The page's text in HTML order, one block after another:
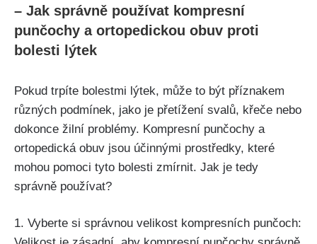
– Jak správně používat ​kompresní
punčochy a ortopedickou⁢ obuv proti
bolesti lýtek
Pokud trpíte bolestmi lýtek, může ⁣to být⁢ příznakem
⁣různých ⁣podmínek,‌ jako je přetížení ‍svalů, křeče nebo
dokonce žilní problémy. Kompresní‍ punčochy a
ortopedická ​obuv jsou⁣ účinnými prostředky, ‌které
mohou pomoci‌ tyto bolesti​ zmírnit.⁤ Jak je tedy
správně používat?
1. ⁣Vyberte si správnou‌ velikost ⁣kompresních punčoch: